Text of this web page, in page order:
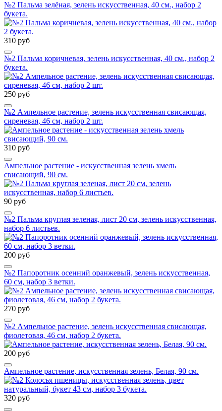
№2 Пальма зелёная, зелень искусственная, 40 см., набор 2
букета.
310 руб
№2 Пальма коричневая, зелень искусственная, 40 см., набор 2
букета.
250 руб
№2 Ампельное растение, зелень искусственная свисающая,
сиреневая, 46 см, набор 2 шт.
310 руб
Ампельное растение - искусственная зелень хмель
свисающий, 90 см.
90 руб
№2 Пальма круглая зеленая, лист 20 см, зелень искусственная,
набор 6 листьев.
200 руб
№2 Папоротник осенний оранжевый, зелень искусственная,
60 см, набор 3 ветки.
270 руб
№2 Ампельное растение, зелень искусственная свисающая,
фиолетовая, 46 см, набор 2 букета.
200 руб
Ампельное растение, искусственная зелень, Белая, 90 см.
320 руб